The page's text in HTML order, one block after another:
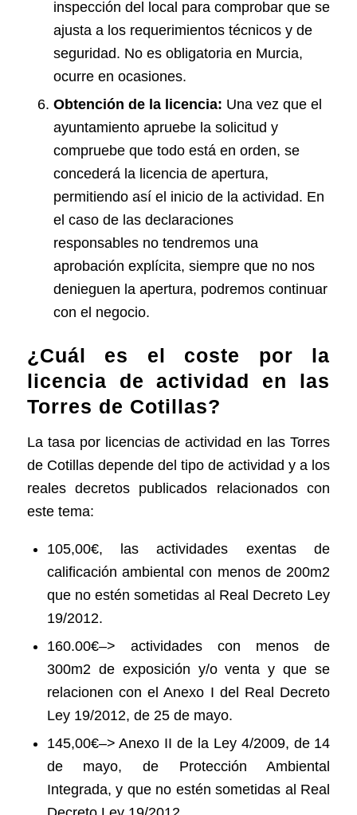
inspección del local para comprobar que se
ajusta a los requerimientos técnicos y de
seguridad. No es obligatoria en Murcia,
ocurre en ocasiones.
Obtención de la licencia: Una vez que el
ayuntamiento apruebe la solicitud y
compruebe que todo está en orden, se
concederá la licencia de apertura,
permitiendo así el inicio de la actividad. En
el caso de las declaraciones
responsables no tendremos una
aprobación explícita, siempre que no nos
denieguen la apertura, podremos continuar
con el negocio.
¿Cuál es el coste por la
licencia de actividad en las
Torres de Cotillas?
La tasa por licencias de actividad en las Torres
de Cotillas depende del tipo de actividad y a los
reales decretos publicados relacionados con
este tema:
105,00€, las actividades exentas de
calificación ambiental con menos de 200m2
que no estén sometidas al Real Decreto Ley
19/2012.
160.00€–> actividades con menos de
300m2 de exposición y/o venta y que se
relacionen con el Anexo I del Real Decreto
Ley 19/2012, de 25 de mayo.
145,00€–> Anexo II de la Ley 4/2009, de 14
de mayo, de Protección Ambiental
Integrada, y que no estén sometidas al Real